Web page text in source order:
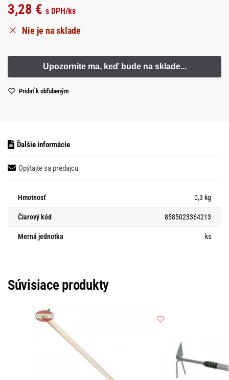
3,28 € s DPH/ks
Nie je na sklade
Pridať k obľubeným
Ďalšie informácie
Opýtajte sa predajcu
Hmotnosť 0,3 kg
Čiarový kód 8585023364213
Merná jednotka ks
Súvisiace produkty